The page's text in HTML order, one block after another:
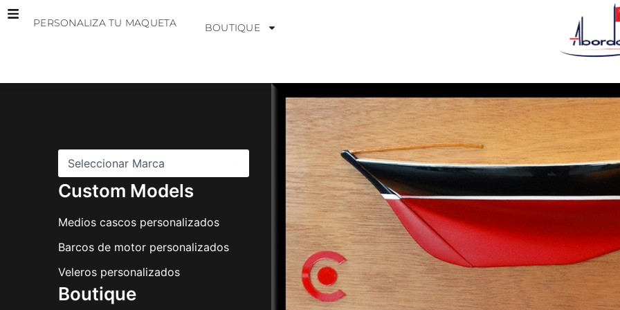
PERSONALIZA TU MAQUETA BOUTIQUE
Custom Models
Medios cascos personalizados
Barcos de motor personalizados
Veleros personalizados
Boutique